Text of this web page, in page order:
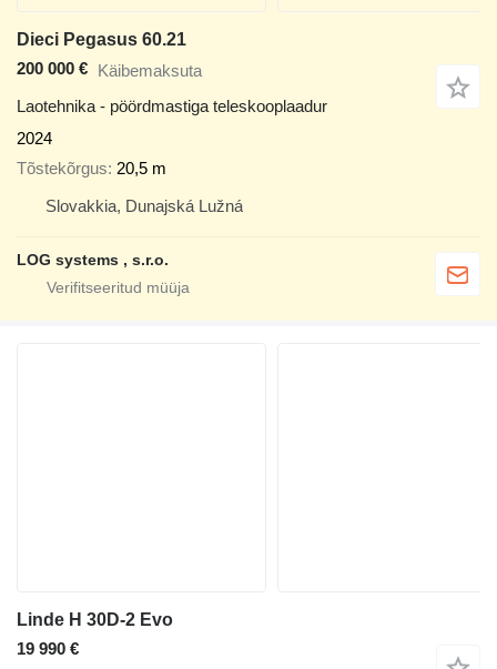
Dieci Pegasus 60.21
200 000 € Käibemaksuta
Laotehnika - pöördmastiga teleskooplaadur
2024
Tõstekõrgus 20,5 m
Slovakkia, Dunajská Lužná
LOG systems , s.r.o.
Linde H 30D-2 Evo
19 990 €